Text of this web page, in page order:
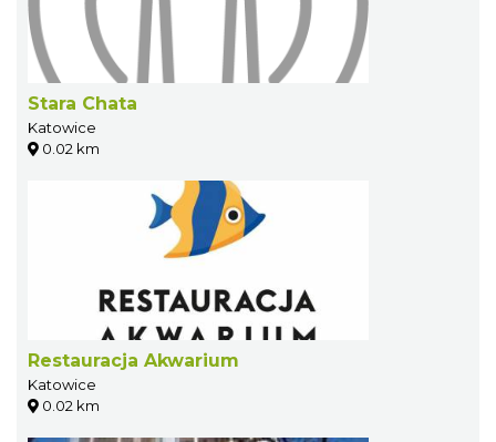
Stara Chata
Katowice
0.02 km
Restauracja Akwarium
Katowice
0.02 km